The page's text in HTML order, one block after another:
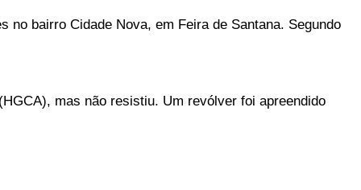
bairro Cidade Nova, em Feira de Santana. Segundo
mas não resistiu. Um revólver foi apreendido